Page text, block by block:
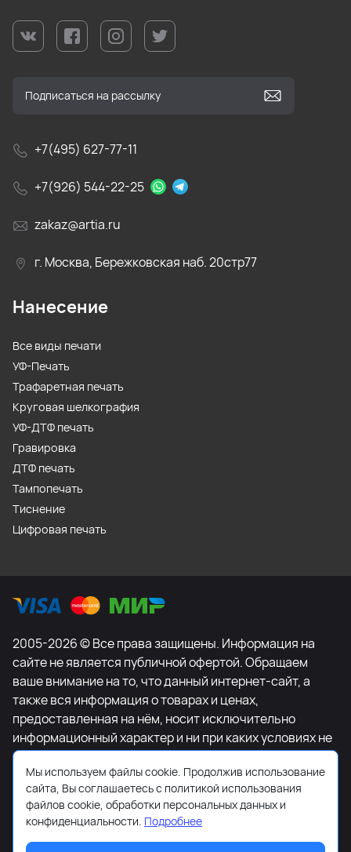
+7(495) 627-77-11
+7(926) 544-22-25
zakaz@artia.ru
г. Москва, Бережковская наб. 20стр77
Нанесение
Все виды печати
УФ-Печать
Трафаретная печать
Круговая шелкография
УФ-ДТФ печать
Гравировка
ДТФ печать
Тампопечать
Тиснение
Цифровая печать
2005-2026 © Все права защищены. Информация на
сайте не является публичной офертой. Обращаем
ваше внимание на то, что данный интернет-сайт, а
также вся информация о товарах и ценах,
предоставленная на нём, носит исключительно
информационный характер и ни при каких условиях не
является публичной офертой, определяемой
положениями Статьи 437 Гражданского кодекса
Российской Федерации. Для получения подробной
информации о наличии и стоимости указанных
товаров и (или) услуг, пожалуйста, обращайтесь к
Мы используем файлы cookie. Продолжив использование
сайта, Вы соглашаетесь с политикой использования
файлов cookie, обработки персональных данных и
конфиденциальности. Подробнее